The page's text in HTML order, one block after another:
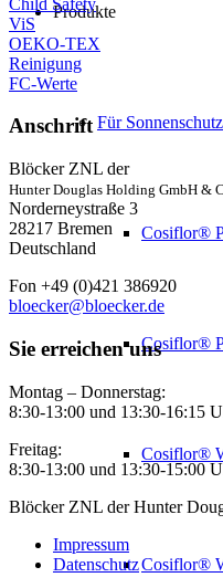
Produkte
Für
Cosiflor®
Cosiflor®
Cosiflor®
Cosiflor®
ViS
OEKO-TEX
Reinigung
FC-Werte
Anschrift
Blöcker ZNL der
Hunter Douglas Holding GmbH &
Norderneystraße 3
28217 Bremen
Deutschland
Fon +49 (0)421 386920
bloecker@bloecker.de
Sie erreichen uns
Montag – Donnerstag:
8:30-13:00 und 13:30-16:15
Freitag:
8:30-13:00 und 13:30-15:00
Blöcker ZNL der Hunter
Impressum
Datenschutz